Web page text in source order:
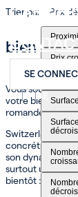
SE
FRENDE
Trier par Prix
Prix
Prix
Surface
bien
Vous souhaitez
votre bien parmi
romande.
Switzerland
concrétisation
son dynamisme,
surtout une
bientôt :